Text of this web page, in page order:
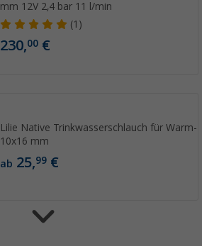
mm 12V 2,4 bar 11 l/min
(1)
230,00 €
Lilie Native Trinkwasserschlauch für Warm-
10x16 mm
ab 25,99 €